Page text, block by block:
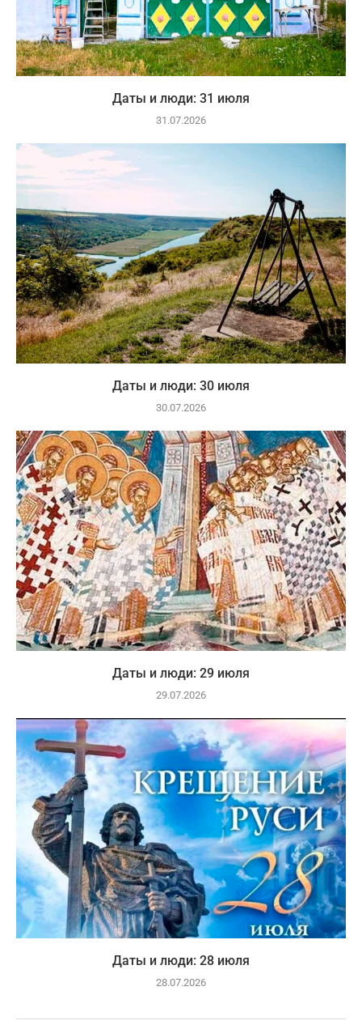
Даты и люди: 31 июля
31.07.2026
Даты и люди: 30 июля
30.07.2026
Даты и люди: 29 июля
29.07.2026
Даты и люди: 28 июля
28.07.2026